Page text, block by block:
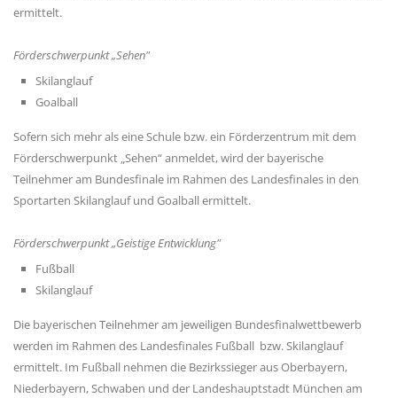
ermittelt.
Förderschwerpunkt „Sehen"
Skilanglauf
Goalball
Sofern sich mehr als eine Schule bzw. ein Förderzentrum mit dem
Förderschwerpunkt „Sehen“ anmeldet, wird der bayerische
Teilnehmer am Bundesfinale im Rahmen des Landesfinales in den
Sportarten Skilanglauf und Goalball ermittelt.
Förderschwerpunkt „Geistige Entwicklung"
Fußball
Skilanglauf
Die bayerischen Teilnehmer am jeweiligen Bundesfinalwettbewerb
werden im Rahmen des Landesfinales Fußball bzw. Skilanglauf
ermittelt. Im Fußball nehmen die Bezirkssieger aus Oberbayern,
Niederbayern, Schwaben und der Landeshauptstadt München am